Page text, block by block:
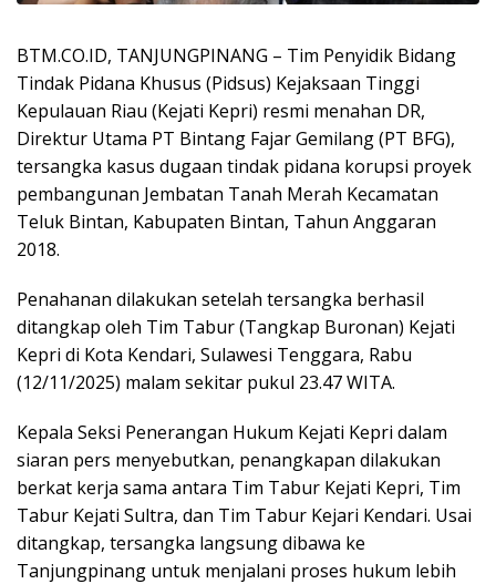
BTM.CO.ID, TANJUNGPINANG – Tim Penyidik Bidang
Tindak Pidana Khusus (Pidsus) Kejaksaan Tinggi
Kepulauan Riau (Kejati Kepri) resmi menahan DR,
Direktur Utama PT Bintang Fajar Gemilang (PT BFG),
tersangka kasus dugaan tindak pidana korupsi proyek
pembangunan Jembatan Tanah Merah Kecamatan
Teluk Bintan, Kabupaten Bintan, Tahun Anggaran
2018.
Penahanan dilakukan setelah tersangka berhasil
ditangkap oleh Tim Tabur (Tangkap Buronan) Kejati
Kepri di Kota Kendari, Sulawesi Tenggara, Rabu
(12/11/2025) malam sekitar pukul 23.47 WITA.
Kepala Seksi Penerangan Hukum Kejati Kepri dalam
siaran pers menyebutkan, penangkapan dilakukan
berkat kerja sama antara Tim Tabur Kejati Kepri, Tim
Tabur Kejati Sultra, dan Tim Tabur Kejari Kendari. Usai
ditangkap, tersangka langsung dibawa ke
Tanjungpinang untuk menjalani proses hukum lebih